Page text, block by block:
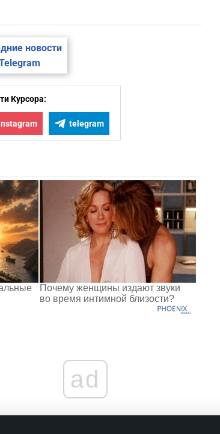
новости
Курсора:
telegram
Почему женщины издают звуки
во время интимной близости?
ad